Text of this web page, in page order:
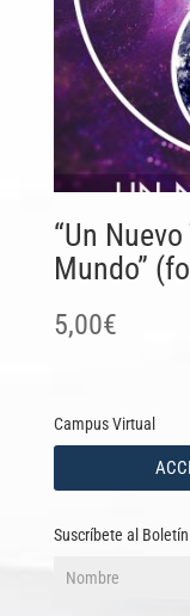
“Un
Mundo”
5,00€
Campus Virtual
Suscríbete al Boletín